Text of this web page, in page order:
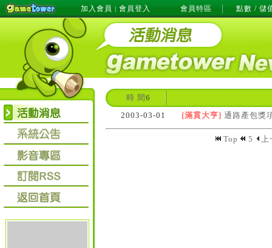
加入會員 | 會員登入 會員特區 點數 / 儲
時 間 6
2003-03-01
[滿貫大亨] 通路產包獎
Top 5 上